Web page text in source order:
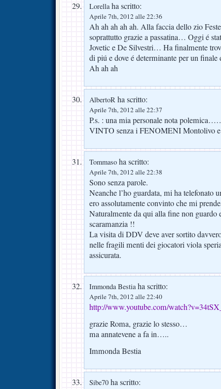
Lorellaha scritto:
Aprile 7th, 2012 alle 22:36
Ah ah ah ah ah. Alla faccia dello zio
soprattutto grazie a passatina… Oggi é
Jovetic e De Silvestri… Ha finalmente
di piú e dove é determinante per un
Ah ah ah
AlbertoR ha scritto:
Aprile 7th, 2012 alle 22:37
P.s. : una mia personale nota
VINTO senza i FENOMENI Montolivo
Tommaso ha scritto:
Aprile 7th, 2012 alle 22:38
Sono senza parole.
Neanche l’ho guardata, mi ha telefonato
ero assolutamente convinto che mi
Naturalmente da qui alla fine non guardo
scaramanzia !!
La visita di DDV deve aver sortito
nelle fragili menti dei giocatori viola
assicurata.
Immonda Bestiaha scritto:
Aprile 7th, 2012 alle 22:40
http://www.youtube.com/
grazie Roma, grazie lo stesso…
ma annatevene a fa in…..
Immonda Bestia
Sibe70 ha scritto: